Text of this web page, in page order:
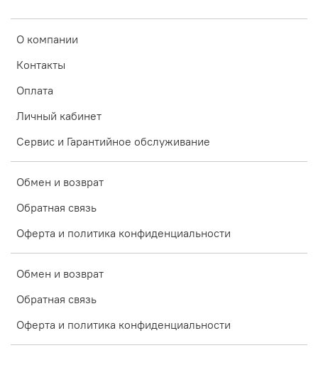
О компании
Контакты
Оплата
Личный кабинет
Сервис и Гарантийное обслуживание
Обмен и возврат
Обратная связь
Оферта и политика конфиденциальности
Обмен и возврат
Обратная связь
Оферта и политика конфиденциальности